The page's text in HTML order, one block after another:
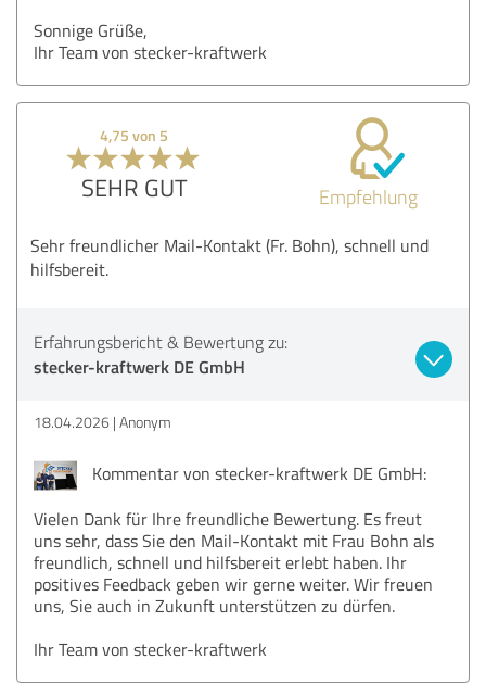
Sonnige Grüße,
Ihr Team von stecker-kraftwerk
4,75 von 5
SEHR GUT Empfehlung
Sehr freundlicher Mail-Kontakt (Fr. Bohn), schnell und
hilfsbereit.
Erfahrungsbericht & Bewertung zu:
stecker-kraftwerk DE GmbH
18.04.2026 Anonym
Kommentar von stecker-kraftwerk DE GmbH:
Vielen Dank für Ihre freundliche Bewertung. Es freut
uns sehr, dass Sie den Mail-Kontakt mit Frau Bohn als
freundlich, schnell und hilfsbereit erlebt haben. Ihr
positives Feedback geben wir gerne weiter. Wir freuen
uns, Sie auch in Zukunft unterstützen zu dürfen.
Ihr Team von stecker-kraftwerk